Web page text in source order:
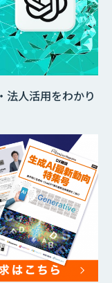
法人活用をわかり